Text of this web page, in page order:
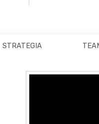
STRATEGIA